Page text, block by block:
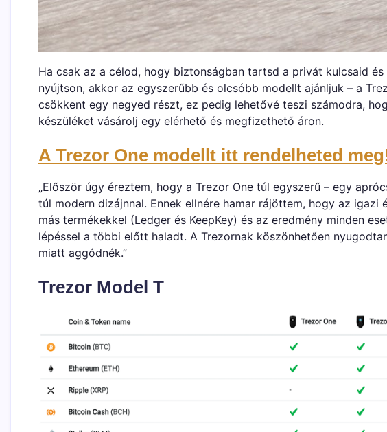
Ha csak az a célod, hogy biztonságban tartsd a privát kulcsaid
nyújtson, akkor az egyszerűbb és olcsóbb modellt ajánljuk – a
csökkent egy negyed részt, ez pedig lehetővé teszi számodra,
készüléket vásárolj egy elérhető és megfizethető áron.
A Trezor One modellt itt rendelheted
„Először úgy éreztem, hogy a Trezor One túl egyszerű – egy
túl modern dizájnnal. Ennek ellnére hamar rájöttem, hogy az
más termékekkel (Ledger és KeepKey) és az eredmény minden
lépéssel a többi előtt haladt. A Trezornak köszönhetően
miatt aggódnék.”
Trezor Model T